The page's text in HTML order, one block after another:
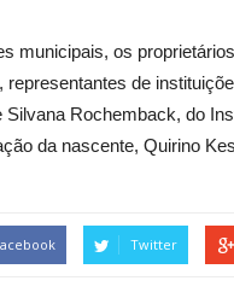
municipais, os
de
Rochemback, do
da nascente, Quirino
Twitter